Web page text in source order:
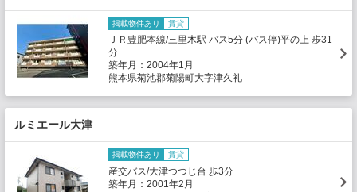
掲載物件あり 賃貸
ＪＲ豊肥本線/三里木駅 バス5分 (バス停)平の上 歩31
分
築年月：2004年1月
熊本県菊池郡菊陽町大字津久礼
ルミエール大津
掲載物件あり 賃貸
産交バス/大津つつじ台 歩3分
築年月：2001年2月